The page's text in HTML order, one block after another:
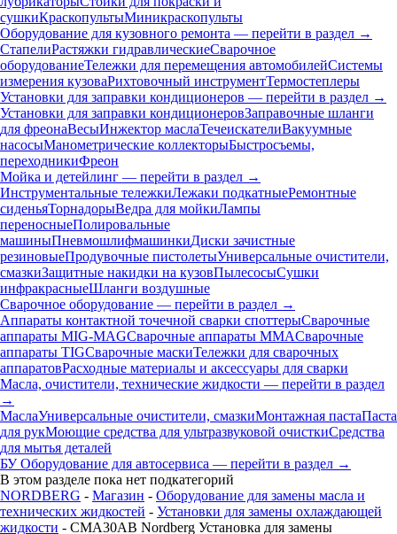
сушкиКраскопультыМиникраскопульты
Оборудование для кузовного ремонта — перейти в раздел →
СтапелиРастяжки гидравлическиеСварочное
оборудованиеТележки для перемещения автомобилейСистемы
измерения кузоваРихтовочный инструментТермостеплеры
Установки для заправки кондиционеров — перейти в раздел →
Установки для заправки кондиционеровЗаправочные шланги
для фреонаВесыИнжектор маслаТечеискателиВакуумные
насосыМанометрические коллекторыБыстросъемы,
переходникиФреон
Мойка и детейлинг — перейти в раздел →
Инструментальные тележкиЛежаки подкатныеРемонтные
сиденьяТорнадорыВедра для мойкиЛампы
переносныеПолировальные
машиныПневмошлифмашинкиДиски зачистные
резиновыеПродувочные пистолетыУниверсальные очистители,
смазкиЗащитные накидки на кузовПылесосыСушки
инфракрасныеШланги воздушные
Сварочное оборудование — перейти в раздел →
Аппараты контактной точечной сварки cпоттерыСварочные
аппараты MIG-MAGСварочные аппараты MMAСварочные
аппараты TIGСварочные маскиТележки для сварочных
аппаратовРасходные материалы и аксессуары для сварки
Масла, очистители, технические жидкости — перейти в раздел
→
МаслаУниверсальные очистители, смазкиМонтажная пастаПаста
для рукМоющие средства для ультразвуковой очисткиСредства
для мытья деталей
БУ Оборудование для автосервиса — перейти в раздел →
В этом разделе пока нет подкатегорий
NORDBERG - Магазин - Оборудование для замены масла и
технических жидкостей - Установки для замены охлаждающей
жидкости - CMA30AB Nordberg Установка для замены